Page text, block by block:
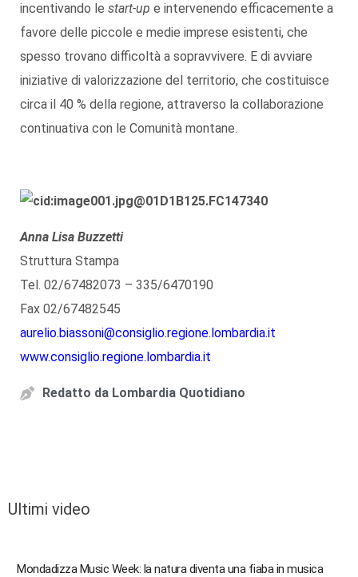
incentivando le start-up e intervenendo efficacemente a
favore delle piccole e medie imprese esistenti, che
spesso trovano difficoltà a sopravvivere. E di avviare
iniziative di valorizzazione del territorio, che costituisce
circa il 40 % della regione, attraverso la collaborazione
continuativa con le Comunità montane.
Anna Lisa Buzzetti
Struttura Stampa
Tel. 02/67482073 – 335/6470190
Fax 02/67482545
aurelio.biassoni@consiglio.regione.lombardia.it
www.consiglio.regione.lombardia.it
Redatto da Lombardia Quotidiano
Ultimi video
Mondadizza Music Week: la natura diventa una fiaba in musica